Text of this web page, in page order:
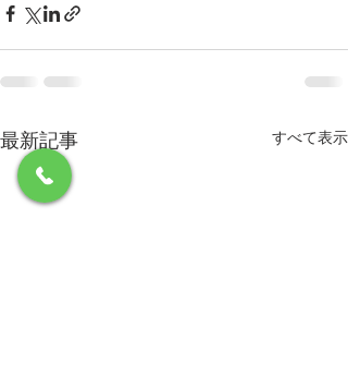
最新記事 すべて表示